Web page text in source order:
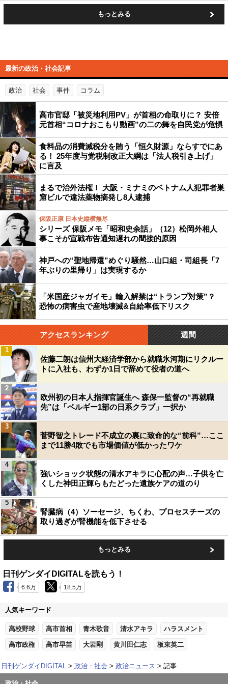
もっとみる
最新の政治・社会記事
政治 社会 事件 コラム
高市官邸「被災地利用PV」が首相の命取りに？ 安倍
元首相“コロナおこもり動画”の二の舞を自民党が危惧
食料品の消費減税分を賄う「恒久財源」ならすでにあ
る！ 25年度与党税制改正大綱は「法人税引き上げ」
に言及
まるで治外法権！ 大阪・ミナミのベトナム人犯罪者巣
窟ビルで違法薬物摘発し8人逮捕
保阪正康 日本史縦横無尽
シリーズ 保阪メモ「昭和史余話」（12）松岡外相人
事こそが宣戦布告通知遅れの間接的原因
神戸への“聖地帰還”めぐり騒然…山口組・司組長「7
年ぶりの里帰り」は実現するか
「米国産ジャガイモ」輸入解禁は“トランプ対策”？
恐怖の病害虫で産地壊滅&自給率低下リスク
アクセスランキング 週間
佐藤二朗は信州大経済学部から就職氷河期にリクルー
トに入社も、わずか1日で辞めて役者の道へ
1
欧州初の日本人指揮官誕生へ 森保一監督の“再就職
先”は「ベルギー1部の日系クラブ」一択か
2
菅野智之トレード不成立の裏に致命的な“前科”…ここ
まで11勝4敗でも市場価値が低かったワケ
3
強いショック状態の清水アキラに心配の声…子供を亡
くした神田正輝らもたどった遺族ケアの道のり
4
腎臓病（4）ソーセージ、ちくわ、プロセスチーズの
取り過ぎが腎機能を低下させる
5
もっとみる
日刊ゲンダイDIGITALを読もう！
6.6万 18.5万
人気キーワード
高校野球 高市首相 青木歌音 清水アキラ ハラスメント
高市政権 高市早苗 大岩剛 黄川田仁志 板東英二
日刊ゲンダイDIGITAL 政治・社会 政治ニュース 記事